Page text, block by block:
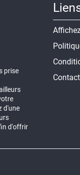
prise
d'une
d'offrir